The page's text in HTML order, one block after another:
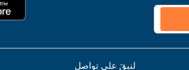
لنبقَ على تواصل